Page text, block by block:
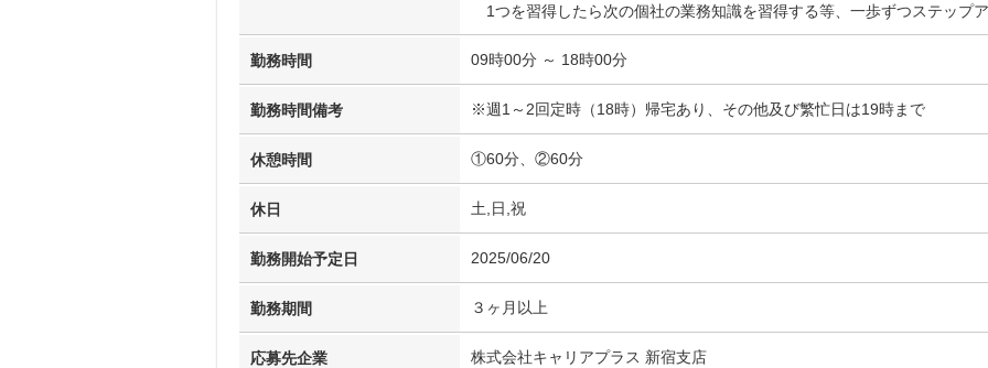
1つを習得したら次の個社の業務知識を習得する等、一歩ずつステップ
勤務時間 09時00分 ～ 18時00分
勤務時間備考 ※週1～2回定時（18時）帰宅あり、その他及び繁忙日は19時まで
休憩時間 ①60分、②60分
休日 土,日,祝
勤務開始予定日 2025/06/20
勤務期間 ３ヶ月以上
応募先企業 株式会社キャリアプラス 新宿支店